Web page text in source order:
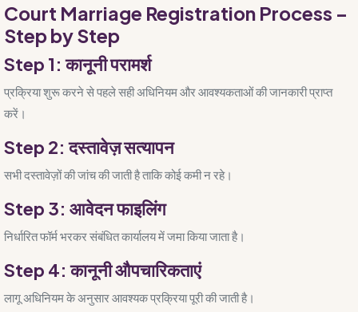
Court Marriage Registration Process –
Step by Step
Step 1: कानूनी परामर्श
प्रक्रिया शुरू करने से पहले सही अधिनियम और आवश्यकताओं की जानकारी प्राप्त
करें।
Step 2: दस्तावेज़ सत्यापन
सभी दस्तावेज़ों की जांच की जाती है ताकि कोई कमी न रहे।
Step 3: आवेदन फाइलिंग
निर्धारित फॉर्म भरकर संबंधित कार्यालय में जमा किया जाता है।
Step 4: कानूनी औपचारिकताएं
लागू अधिनियम के अनुसार आवश्यक प्रक्रिया पूरी की जाती है।